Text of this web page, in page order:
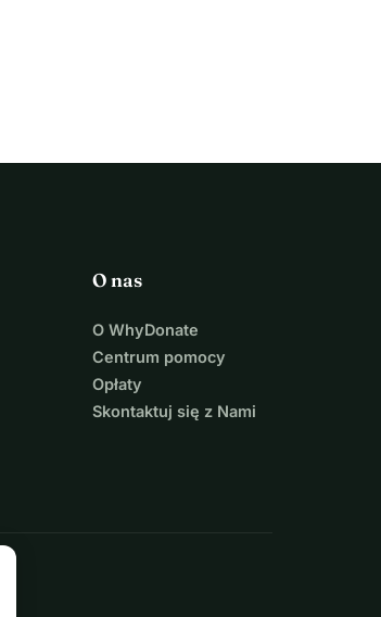
O nas
O WhyDonate
Centrum pomocy
Opłaty
Skontaktuj się z Nami